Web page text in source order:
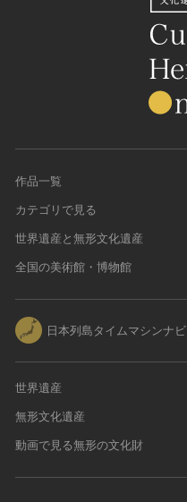
地質鉱物
天然保護区域
文化的景観
港町
その他
伝統芸能
作品一覧
カテゴリで見る
世界遺産と無形文化遺産
全国の美術館・博物館
日本列島タイムマシンナビ
世界遺産
無形文化遺産
動画で見る無形の文化財